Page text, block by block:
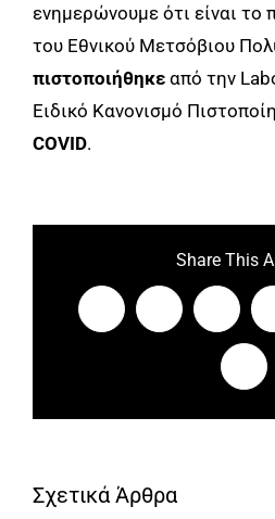
ενημερώνουμε ότι είναι
του Εθνικού Μετσόβιου
πιστοποιήθηκε από την
Ειδικό Κανονισμό
COVID.
Share This
Facebook
Σχετικά Άρθρα